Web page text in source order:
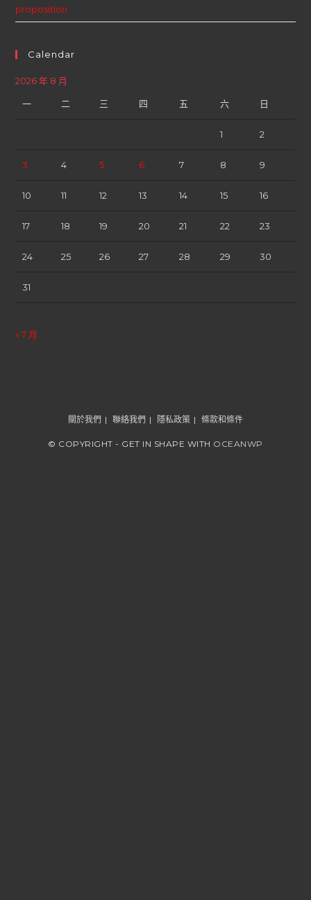
proposition
Calendar
2026 年 8 月
一 二 三 四 五 六 日
1 2
3 4 5 6 7 8 9
10 11 12 13 14 15 16
17 18 19 20 21 22 23
24 25 26 27 28 29 30
31
« 7 月
關於我們 聯絡我們 隱私政策 條款和條件
© COPYRIGHT - GET IN SHAPE WITH OCEANWP